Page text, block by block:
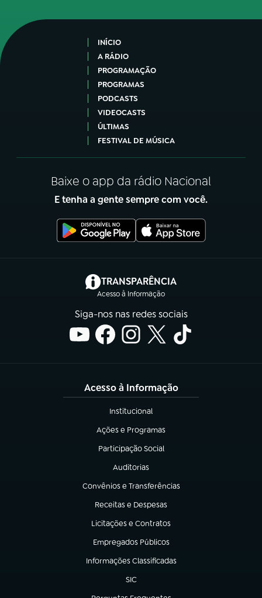
INÍCIO
A RÁDIO
PROGRAMAÇÃO
PROGRAMAS
PODCASTS
VIDEOCASTS
ÚLTIMAS
FESTIVAL DE MÚSICA
Baixe o app da rádio Nacional
E tenha a gente sempre com você.
TRANSPARÊNCIA
Acesso à Informação
(abre em nova aba)
Siga-nos nas redes sociais
Acesso à Informação
Institucional
(abre em nova aba)
Ações e Programas
(abre em nova aba)
Participação Social
(abre em nova aba)
Auditorias
(abre em nova aba)
Convênios e Transferências
(abre em nova aba)
Receitas e Despesas
(abre em nova aba)
Licitações e Contratos
(abre em nova aba)
Empregados Públicos
(abre em nova aba)
Informações Classificadas
(abre em nova aba)
SIC
(abre em nova aba)